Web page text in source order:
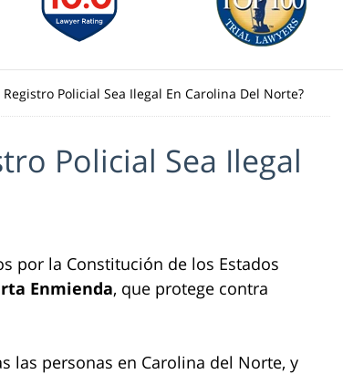
Registro Policial Sea Ilegal En Carolina Del Norte?
Policial Sea Ilegal
por la Constitución de los Estados
Enmienda, que protege contra
las personas en Carolina del Norte, y